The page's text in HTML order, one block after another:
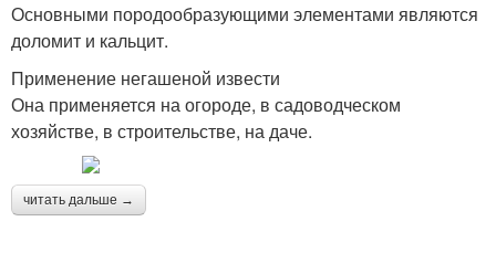
Основными породообразующими элементами являются
доломит и кальцит.
Применение негашеной извести
Она применяется на огороде, в садоводческом
хозяйстве, в строительстве, на даче.
читать дальше →